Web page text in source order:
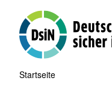
Inhalt
Startseite